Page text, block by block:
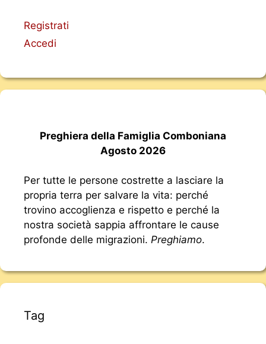
Registrati
Accedi
Preghiera della Famiglia Comboniana
Agosto 2026
Per tutte le persone costrette a lasciare la
propria terra per salvare la vita: perché
trovino accoglienza e rispetto e perché la
nostra società sappia affrontare le cause
profonde delle migrazioni. Preghiamo.
Tag